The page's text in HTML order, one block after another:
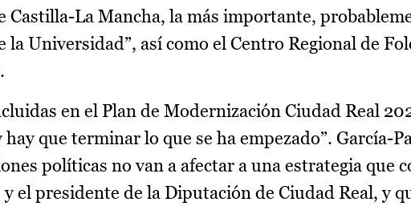
Castilla-La Mancha, la más importante,
la Universidad”, así como el Centro Regional de
en el Plan de Modernización Ciudad Real
que terminar lo que se ha empezado”. García-
políticas no van a afectar a una estrategia que
el presidente de la Diputación de Ciudad Real, y